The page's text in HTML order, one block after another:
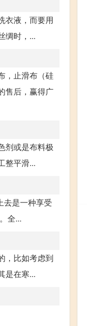
衣液，而要用
绸时，...
，止滑布（硅
售后，赢得广
剂或是布料极
整平滑...
去是一种享受
全...
，比如考虑到
是在寒...